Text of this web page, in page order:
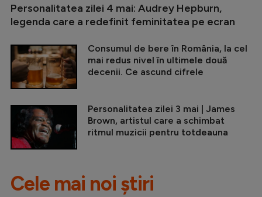
Personalitatea zilei 4 mai: Audrey Hepburn,
legenda care a redefinit feminitatea pe ecran
Consumul de bere în România, la cel
mai redus nivel în ultimele două
decenii. Ce ascund cifrele
Personalitatea zilei 3 mai | James
Brown, artistul care a schimbat
ritmul muzicii pentru totdeauna
Cele mai noi știri